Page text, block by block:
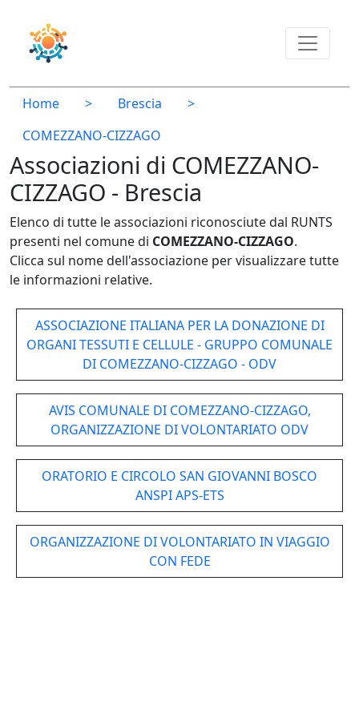
Home > Brescia
>
COMEZZANO-CIZZAGO
Associazioni di COMEZZANO-
CIZZAGO - Brescia
Elenco di tutte le associazioni riconosciute dal RUNTS
presenti nel comune di COMEZZANO-CIZZAGO.
Clicca sul nome dell'associazione per visualizzare tutte
le informazioni relative.
ASSOCIAZIONE ITALIANA PER LA DONAZIONE DI
ORGANI TESSUTI E CELLULE - GRUPPO COMUNALE
DI COMEZZANO-CIZZAGO - ODV
AVIS COMUNALE DI COMEZZANO-CIZZAGO,
ORGANIZZAZIONE DI VOLONTARIATO ODV
ORATORIO E CIRCOLO SAN GIOVANNI BOSCO
ANSPI APS-ETS
ORGANIZZAZIONE DI VOLONTARIATO IN VIAGGIO
CON FEDE